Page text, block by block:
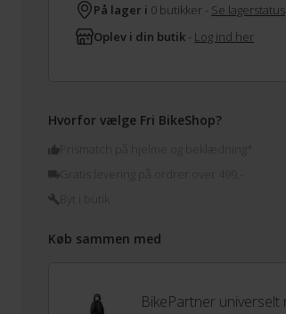
På lager i 0 butikker - Se lagerstatus
Oplev i din butik - Log ind her
Hvorfor vælge Fri BikeShop?
Prismatch på hjelme og beklædning*
Køb sammen med